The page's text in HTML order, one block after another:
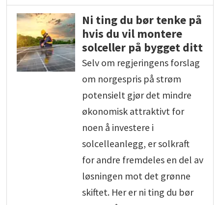
Ni ting du bør tenke på
hvis du vil montere
solceller på bygget ditt
Selv om regjeringens forslag
om norgespris på strøm
potensielt gjør det mindre
økonomisk attraktivt for
noen å investere i
solcelleanlegg, er solkraft
for andre fremdeles en del av
løsningen mot det grønne
skiftet. Her er ni ting du bør